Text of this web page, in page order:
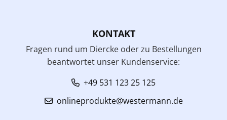
KONTAKT
Fragen rund um Diercke oder zu Bestellungen
beantwortet unser Kundenservice:
+49 531 123 25 125
onlineprodukte@westermann.de